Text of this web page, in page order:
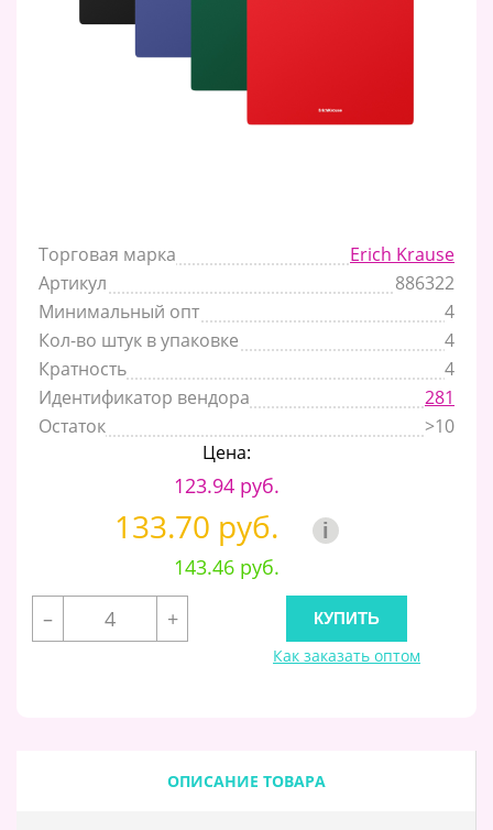
Торговая марка
Erich Krause
Артикул
886322
Минимальный опт
4
Кол-во штук в упаковке
4
Кратность
4
Идентификатор вендора
281
Остаток
>10
Цена:
123.94 руб.
133.70 руб. i
143.46 руб.
–
+
Как заказать оптом
ОПИСАНИЕ ТОВАРА